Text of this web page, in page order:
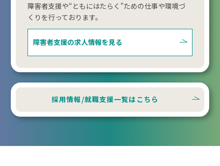
障害者支援や“ともにはたらく”ための仕事や環境づ
くりを行っております。
障害者支援の求人情報を見る
採用情報/就職支援一覧はこちら